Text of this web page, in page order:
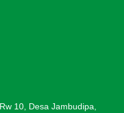
10, Desa Jambudipa,